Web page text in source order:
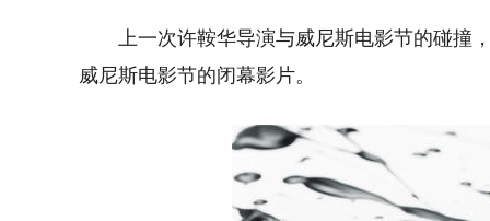
上一次许鞍华导演与威尼斯电影节的碰
威尼斯电影节的闭幕影片。